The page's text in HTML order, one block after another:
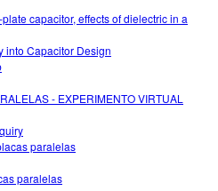
PhET
capacitor, effects of dielectric in a
into Capacitor Design
- EXPERIMENTO VIRTUAL
paralelas
paralelas